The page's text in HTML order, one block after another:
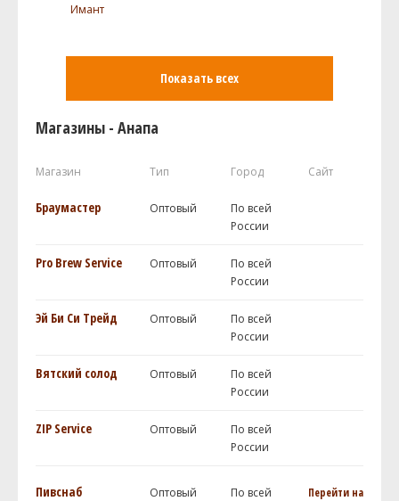
Имант
Показать всех
Магазины - Анапа
Магазин Тип Город Сайт
Браумастер Оптовый
По всей
России
Pro Brew Service Оптовый
По всей
России
Эй Би Си Трейд Оптовый
По всей
России
Вятский солод Оптовый
По всей
России
ZIP Service Оптовый
По всей
России
Пивснаб Оптовый
По всей
Перейти на